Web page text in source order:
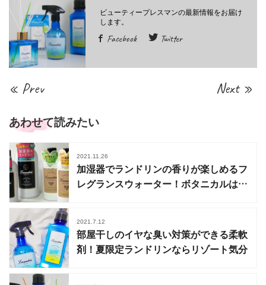
Facebook Twitter
« Prev Next »
あわせて読みたい
2021.11.26
加湿器でランドリンの香りが楽しめるフ
レグランスウォーター！ボタニカルは数
2021.7.12
部屋干しのイヤな臭い対策ができる柔軟
剤！夏限定ランドリンならリゾート気分